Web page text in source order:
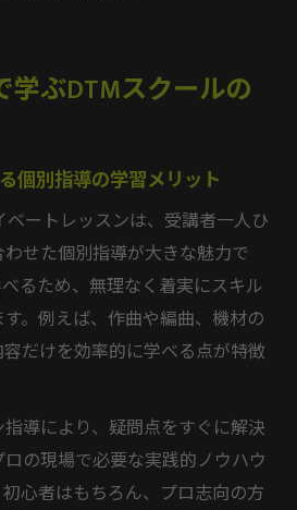
学ぶDTMスクールの
個別指導の学習メリット
ートレッスンは、受講者一人ひ
せた個別指導が大きな魅力で
るため、無理なく着実にスキル
。例えば、作曲や編曲、機材の
だけを効率的に学べる点が特徴
導により、疑問点をすぐに解決
の現場で必要な実践的ノウハウ
心者はもちろん、プロ志向の方